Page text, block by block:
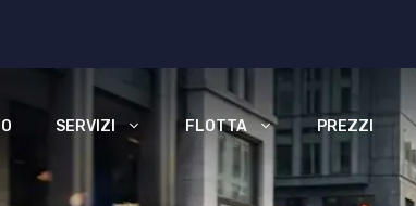
SERVIZI FLOTTA PREZZI